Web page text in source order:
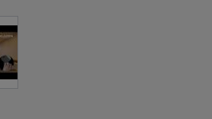
larger image